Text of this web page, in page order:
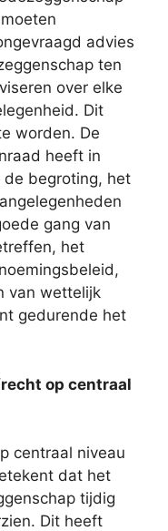
advies
ten
over elke
Dit
worden. De
heeft in
de begroting, het
gang van
het
van wettelijk
gedurende het
op centraal
centraal niveau
dat het
tijdig
Dit heeft